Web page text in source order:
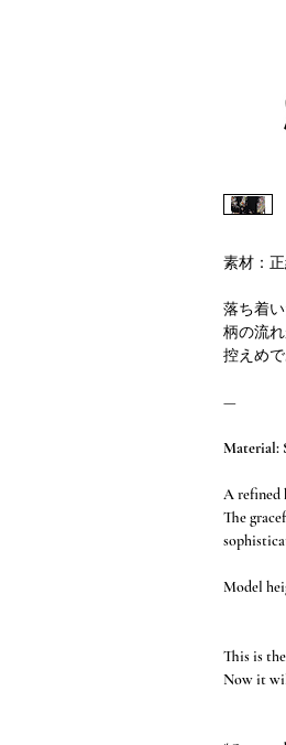
素材：
落ち着
柄の流
控えめ
—
Material:
A refined
The
Model
This is
Now it